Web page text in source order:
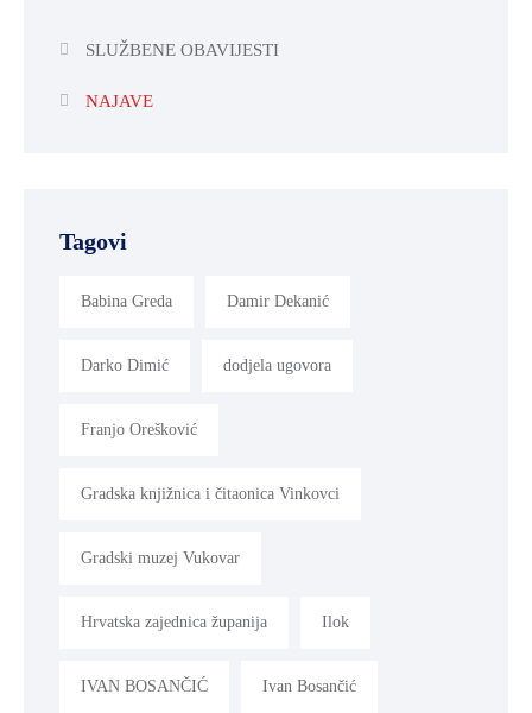
SLUŽBENE OBAVIJESTI
NAJAVE
Tagovi
Babina Greda Damir Dekanić
Darko Dimić dodjela ugovora
Franjo Orešković
Gradska knjižnica i čitaonica Vinkovci
Gradski muzej Vukovar
Hrvatska zajednica županija Ilok
IVAN BOSANČIĆ Ivan Bosančić